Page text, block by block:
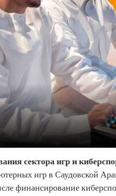
сектора игр и
игр в Саудовской
финансирование